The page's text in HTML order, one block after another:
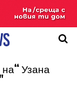
Узана